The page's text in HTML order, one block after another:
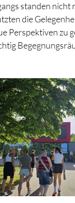
standen
die
Perspektiven zu